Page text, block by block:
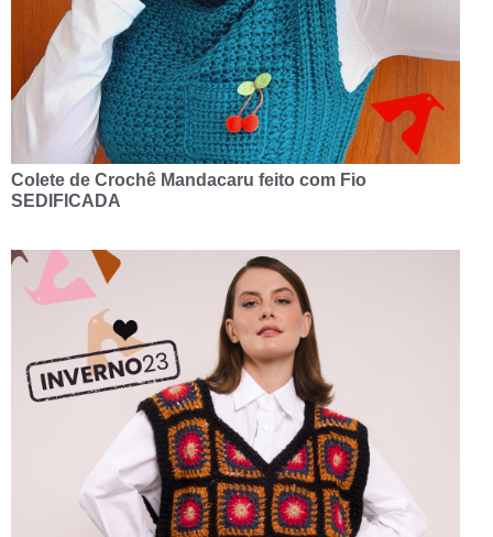
Colete de Crochê Mandacaru feito com Fio
SEDIFICADA